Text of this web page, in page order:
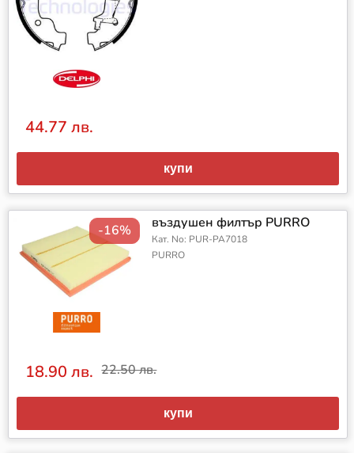
44.77 лв.
купи
-16% въздушен филтър PURRO
Кат. No: PUR-PA7018
PURRO
18.90 лв. 22.50 лв.
купи